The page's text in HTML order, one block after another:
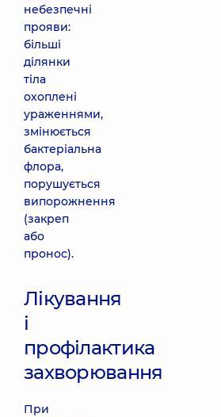
небезпечні
прояви:
більші
ділянки
тіла
охоплені
ураженнями,
змінюється
бактеріальна
флора,
порушується
випорожнення
(закреп
або
пронос).
Лікування
і
профілактика
захворювання
При